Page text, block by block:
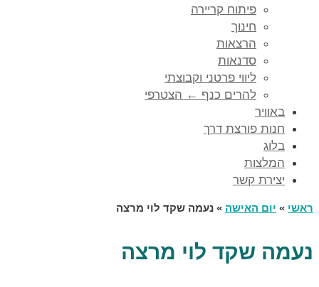
פיתוח קריירה
חינוך
הרצאות
סדנאות
ליווי פרטני וקבוצתי
להרים כנף ← הצטרפי
באוויר
חנות פורצת דרך
בלוג
המלצות
יצירת קשר
ראשי » יום האישה » נעמה שקד לוי מרצה
נעמה שקד לוי מרצה